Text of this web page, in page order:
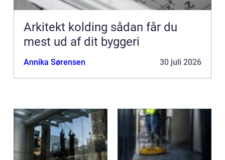
Arkitekt kolding sådan får du
mest ud af dit byggeri
Annika Sørensen 30 juli 2026